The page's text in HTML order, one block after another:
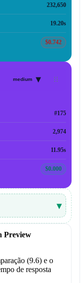
232,650
19.20s
$0.742
medium ▾
#175
2,974
11.95s
$0.000
▾
Preview
(9.6) e o
de resposta